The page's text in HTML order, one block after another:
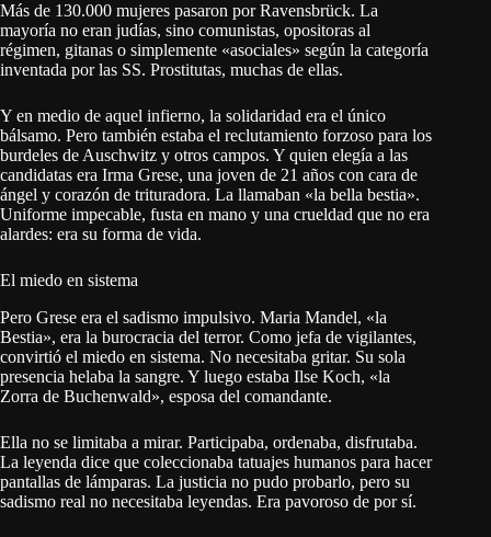
Más de 130.000 mujeres pasaron por Ravensbrück. La
mayoría no eran judías, sino comunistas, opositoras al
régimen, gitanas o simplemente «asociales» según la categoría
inventada por las SS. Prostitutas, muchas de ellas.
Y en medio de aquel infierno, la solidaridad era el único
bálsamo. Pero también estaba el reclutamiento forzoso para los
burdeles de Auschwitz y otros campos. Y quien elegía a las
candidatas era Irma Grese, una joven de 21 años con cara de
ángel y corazón de trituradora. La llamaban «la bella bestia».
Uniforme impecable, fusta en mano y una crueldad que no era
alardes: era su forma de vida.
El miedo en sistema
Pero Grese era el sadismo impulsivo. Maria Mandel, «la
Bestia», era la burocracia del terror. Como jefa de vigilantes,
convirtió el miedo en sistema. No necesitaba gritar. Su sola
presencia helaba la sangre. Y luego estaba Ilse Koch, «la
Zorra de Buchenwald», esposa del comandante.
Ella no se limitaba a mirar. Participaba, ordenaba, disfrutaba.
La leyenda dice que coleccionaba tatuajes humanos para hacer
pantallas de lámparas. La justicia no pudo probarlo, pero su
sadismo real no necesitaba leyendas. Era pavoroso de por sí.